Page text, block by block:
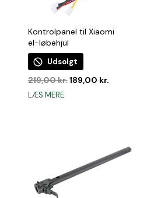
aktuelle
Kontrolpanel til Xiaomi
el-løbehjul
Udsolgt
219,00kr.Den
189,00 kr.Den
LÆS MERE